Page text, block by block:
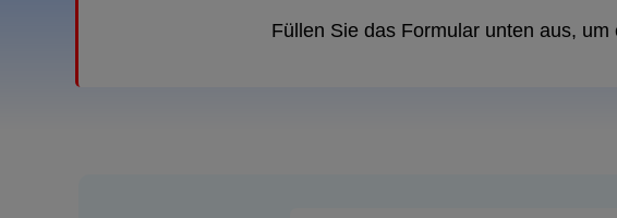
Füllen Sie das Formular unten aus,